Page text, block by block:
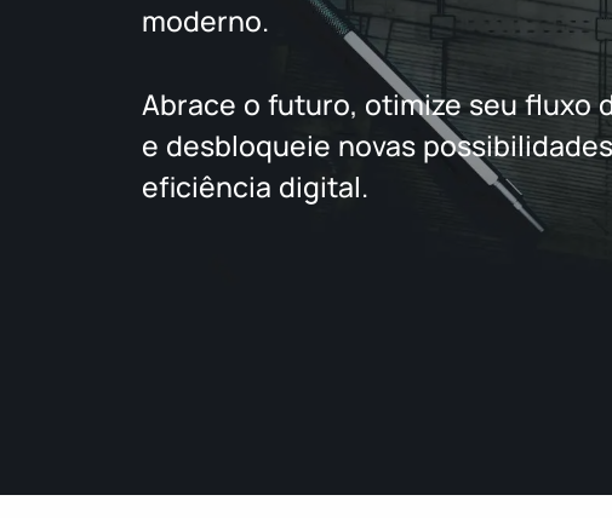
moderno.
Abrace o futuro, otimize seu fluxo
e desbloqueie novas
eficiência digital.